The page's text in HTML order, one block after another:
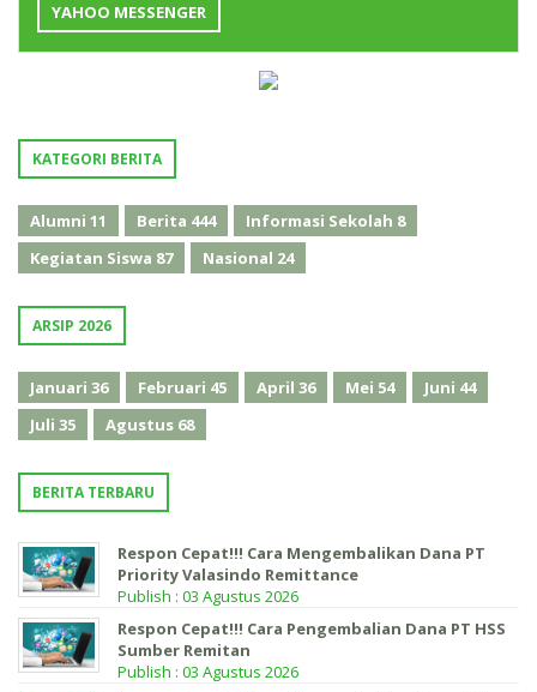
YAHOO MESSENGER
KATEGORI BERITA
Alumni 11 Berita 444 Informasi Sekolah 8
Kegiatan Siswa 87 Nasional 24
ARSIP 2026
Januari 36 Februari 45 April 36 Mei 54 Juni 44
Juli 35 Agustus 68
BERITA TERBARU
Respon Cepat!!! Cara Mengembalikan Dana PT
Priority Valasindo Remittance
Publish : 03 Agustus 2026
Respon Cepat!!! Cara Pengembalian Dana PT HSS
Sumber Remitan
Publish : 03 Agustus 2026